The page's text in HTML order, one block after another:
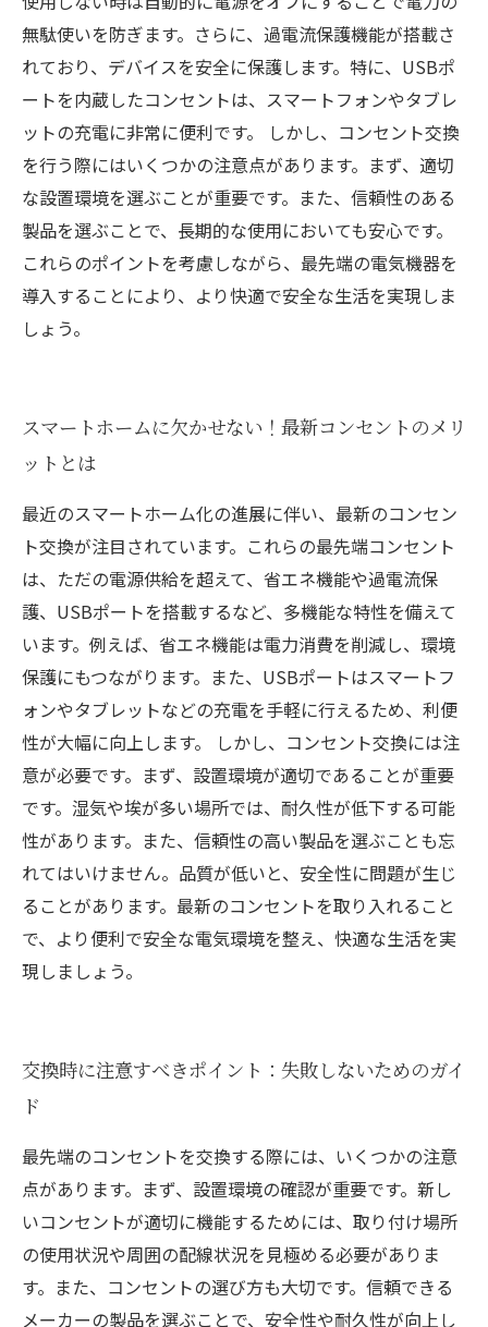
無駄使いを防ぎます。さらに、過電流保護機能が搭載さ
れており、デバイスを安全に保護します。特に、USBポ
ートを内蔵したコンセントは、スマートフォンやタブレ
ットの充電に非常に便利です。 しかし、コンセント交換
を行う際にはいくつかの注意点があります。まず、適切
な設置環境を選ぶことが重要です。また、信頼性のある
製品を選ぶことで、長期的な使用においても安心です。
これらのポイントを考慮しながら、最先端の電気機器を
導入することにより、より快適で安全な生活を実現しま
しょう。
スマートホームに欠かせない！最新コンセントのメリ
ットとは
最近のスマートホーム化の進展に伴い、最新のコンセン
ト交換が注目されています。これらの最先端コンセント
は、ただの電源供給を超えて、省エネ機能や過電流保
護、USBポートを搭載するなど、多機能な特性を備えて
います。例えば、省エネ機能は電力消費を削減し、環境
保護にもつながります。また、USBポートはスマートフ
ォンやタブレットなどの充電を手軽に行えるため、利便
性が大幅に向上します。 しかし、コンセント交換には注
意が必要です。まず、設置環境が適切であることが重要
です。湿気や埃が多い場所では、耐久性が低下する可能
性があります。また、信頼性の高い製品を選ぶことも忘
れてはいけません。品質が低いと、安全性に問題が生じ
ることがあります。最新のコンセントを取り入れること
で、より便利で安全な電気環境を整え、快適な生活を実
現しましょう。
交換時に注意すべきポイント：失敗しないためのガイ
ド
最先端のコンセントを交換する際には、いくつかの注意
点があります。まず、設置環境の確認が重要です。新し
いコンセントが適切に機能するためには、取り付け場所
の使用状況や周囲の配線状況を見極める必要がありま
す。また、コンセントの選び方も大切です。信頼できる
メーカーの製品を選ぶことで、安全性や耐久性が向上し